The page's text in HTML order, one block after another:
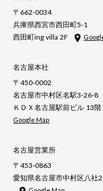
〒662-0034
兵庫県西宮市西田町5-1
西田町ing villa 2F
名古屋本社
〒450-0002
名古屋市中村区名駅3-26-8
ＫＤＸ名古屋駅前ビル 13階
Google Map
名古屋営業所
〒453-0863
愛知県名古屋市中村区八社